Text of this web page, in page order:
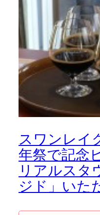
スワンレイ
年祭で記念
リアルスタ
ジド」いた